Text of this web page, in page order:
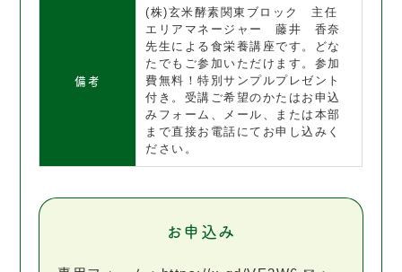
備考
(株)玄米酵素関東ブロック 主任
エリアマネージャー 藤井 香奈
先生による食栄養講座です。どな
たでもご参加いただけます。参加
費無料！特別サンプルプレゼント
付き。受講ご希望のかたはお申込
みフォーム、メール、または本部
まで直接お電話にてお申し込みく
ださい。
お申込み